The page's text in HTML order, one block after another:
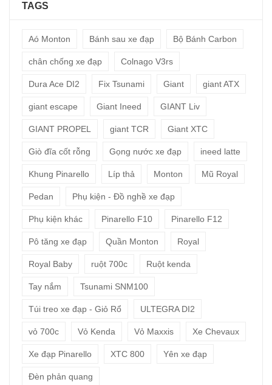
TAGS
Aó Monton Bánh sau xe đạp Bộ Bánh Carbon
chân chống xe đạp Colnago V3rs
Dura Ace DI2 Fix Tsunami Giant giant ATX
giant escape Giant Ineed GIANT Liv
GIANT PROPEL giant TCR Giant XTC
Giò đĩa cốt rỗng Gọng nước xe đạp ineed latte
Khung Pinarello Líp thả Monton Mũ Royal
Pedan Phụ kiện - Đồ nghề xe đạp
Phụ kiện khác Pinarello F10 Pinarello F12
Pô tăng xe đạp Quần Monton Royal
Royal Baby ruột 700c Ruột kenda
Tay nắm Tsunami SNM100
Túi treo xe đạp - Giỏ Rổ ULTEGRA DI2
vỏ 700c Vỏ Kenda Vỏ Maxxis Xe Chevaux
Xe đạp Pinarello XTC 800 Yên xe đạp
Đèn phản quang